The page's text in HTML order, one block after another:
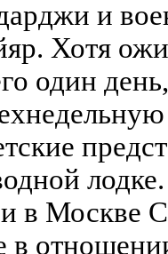
и
Хотя
один
в Москве
в